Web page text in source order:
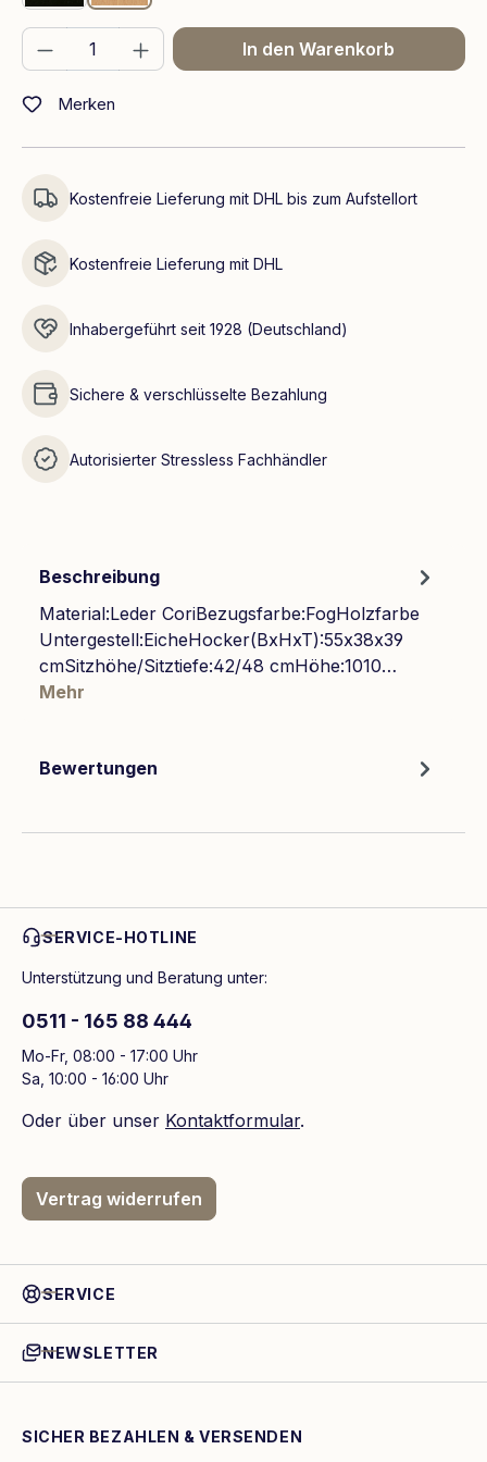
Produkt Anzahl: Gib den gewünschten
In den Warenkorb
Merken
Kostenfreie Lieferung mit DHL bis zum Aufstellort
Kostenfreie Lieferung mit DHL
Inhabergeführt seit 1928 (Deutschland)
Sichere & verschlüsselte Bezahlung
Autorisierter Stressless Fachhändler
Beschreibung
Material:Leder CoriBezugsfarbe:FogHolzfarbe
Untergestell:EicheHocker(BxHxT):55x38x39
cmSitzhöhe/Sitztiefe:42/48 cmHöhe:1010…
Mehr
Bewertungen
SERVICE-HOTLINE
Unterstützung und Beratung unter:
0511 - 165 88 444
Mo-Fr, 08:00 - 17:00 Uhr
Sa, 10:00 - 16:00 Uhr
Oder über unser Kontaktformular.
Vertrag widerrufen
SERVICE
NEWSLETTER
SICHER BEZAHLEN & VERSENDEN